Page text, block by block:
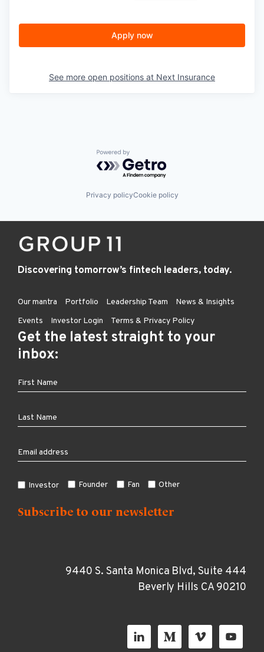
Apply now
See more open positions at Next Insurance
Powered by Getro.com
Privacy policyCookie policy
Discovering tomorrow’s fintech leaders, today.
Our mantra Portfolio Leadership Team
News & Insights
Events
Investor Login Terms & Privacy Policy
Get the latest straight to your
inbox:
Investor Founder Fan Other
9440 S. Santa Monica Blvd, Suite 444
Beverly Hills CA 90210